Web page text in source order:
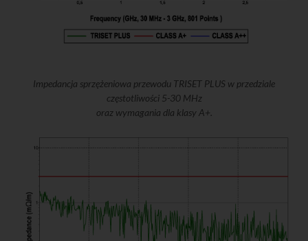
Impedancja sprzężeniowa przewodu TRISET PLUS w przedziale
częstotliwości 5-30 MHz
oraz wymagania dla klasy A+.